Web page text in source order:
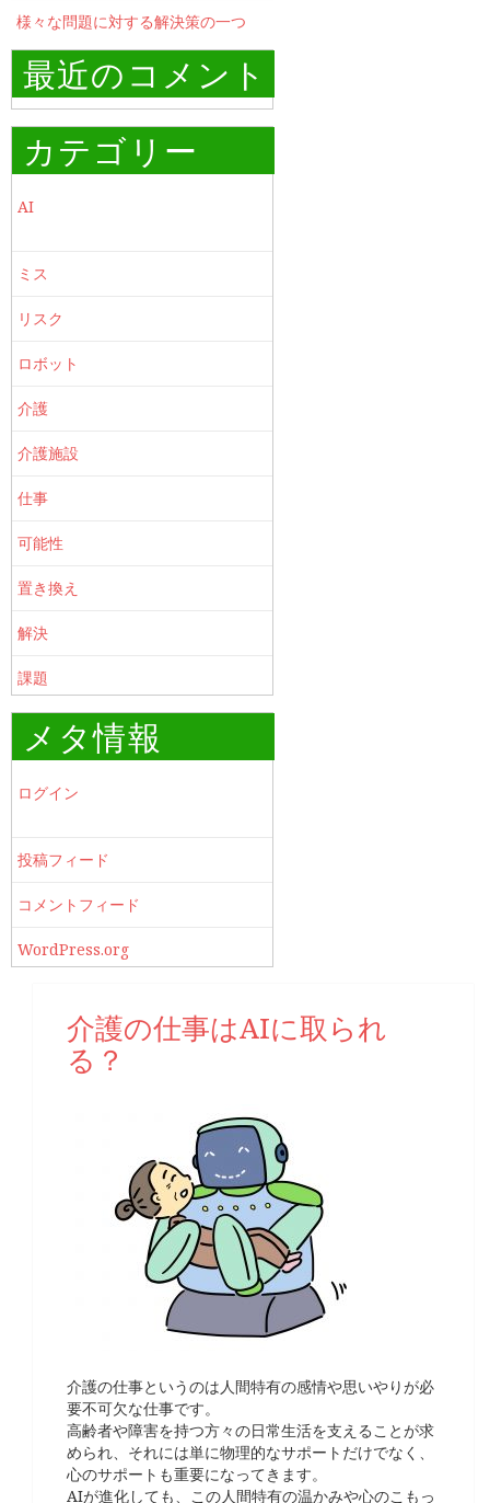
様々な問題に対する解決策の一つ
最近のコメント
カテゴリー
AI
ミス
リスク
ロボット
介護
介護施設
仕事
可能性
置き換え
解決
課題
メタ情報
ログイン
投稿フィード
コメントフィード
WordPress.org
介護の仕事はAIに取られ
る？
介護の仕事というのは人間特有の感情や思いやりが必
要不可欠な仕事です。
高齢者や障害を持つ方々の日常生活を支えることが求
められ、それには単に物理的なサポートだけでなく、
心のサポートも重要になってきます。
AIが進化しても、この人間特有の温かみや心のこもっ